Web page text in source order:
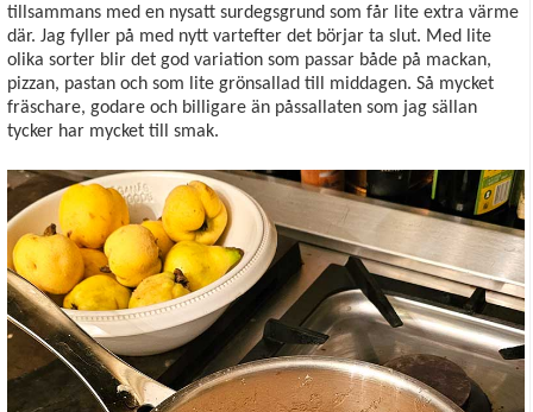
tillsammans med en nysatt surdegsgrund som får lite extra värme
där. Jag fyller på med nytt vartefter det börjar ta slut. Med lite
olika sorter blir det god variation som passar både på mackan,
pizzan, pastan och som lite grönsallad till middagen. Så mycket
fräschare, godare och billigare än påssallaten som jag sällan
tycker har mycket till smak.